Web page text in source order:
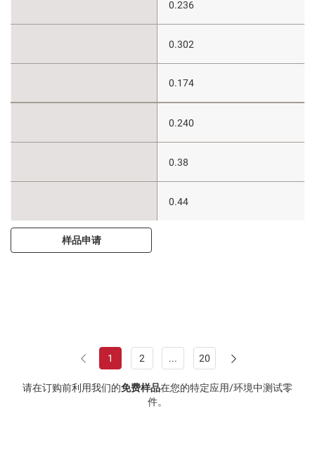
0.236
0.302
0.174
0.240
0.38
0.44
样品申请
1 2 ... 20
请在订购前利用我们的免费样品在您的特定应用/环境中测试零
件。